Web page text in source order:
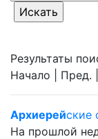
Результаты
Начало | Пред. |
Архиерейские
На прошлой